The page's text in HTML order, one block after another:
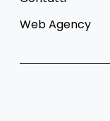
Web Agency